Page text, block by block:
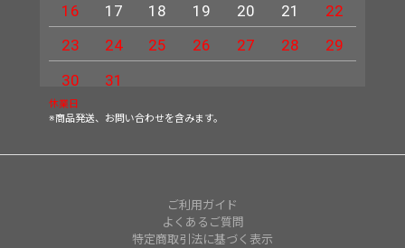
16
17 18 19 20 21
22
23
24 25 26 27 28
29
30
31
休業日
※商品発送、お問い合わせを含みます。
ご利用ガイド
よくあるご質問
特定商取引法に基づく表示